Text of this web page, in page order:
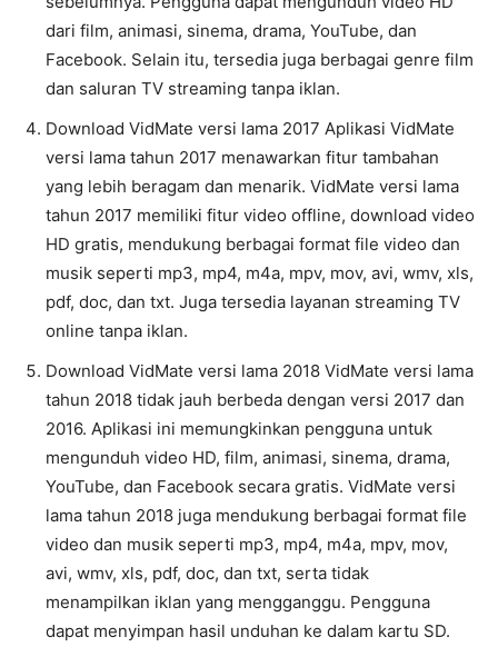
dari film, animasi, sinema, drama, YouTube, dan
Facebook. Selain itu, tersedia juga berbagai genre film
dan saluran TV streaming tanpa iklan.
Download VidMate versi lama 2017 Aplikasi VidMate
versi lama tahun 2017 menawarkan fitur tambahan
yang lebih beragam dan menarik. VidMate versi lama
tahun 2017 memiliki fitur video offline, download video
HD gratis, mendukung berbagai format file video dan
musik seperti mp3, mp4, m4a, mpv, mov, avi, wmv, xls,
pdf, doc, dan txt. Juga tersedia layanan streaming TV
online tanpa iklan.
Download VidMate versi lama 2018 VidMate versi lama
tahun 2018 tidak jauh berbeda dengan versi 2017 dan
2016. Aplikasi ini memungkinkan pengguna untuk
mengunduh video HD, film, animasi, sinema, drama,
YouTube, dan Facebook secara gratis. VidMate versi
lama tahun 2018 juga mendukung berbagai format file
video dan musik seperti mp3, mp4, m4a, mpv, mov,
avi, wmv, xls, pdf, doc, dan txt, serta tidak
menampilkan iklan yang mengganggu. Pengguna
dapat menyimpan hasil unduhan ke dalam kartu SD.